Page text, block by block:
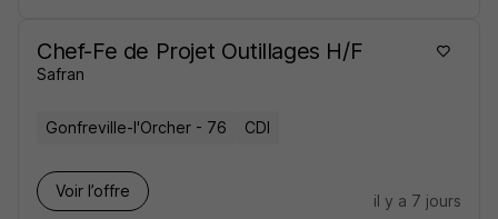
Chef-Fe de Projet Outillages H/F
Safran
Gonfreville-l'Orcher - 76 CDI
Voir l’offre
il y a 7 jours